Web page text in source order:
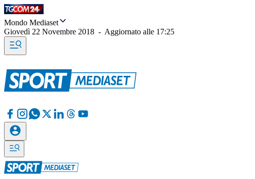
Mondo Mediaset
Giovedì 22 Novembre 2018 - Aggiornato alle 17:25